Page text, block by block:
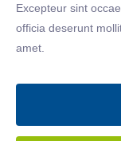
Excepteur sint
officia deserunt
amet.